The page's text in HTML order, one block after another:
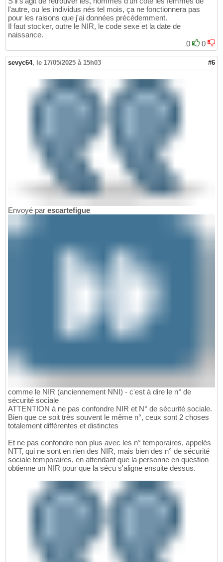
l'autre, ou les individus nés tel mois, ça ne fonctionnera pas
pour les raisons que j'ai données précédemment.
Il faut stocker, outre le NIR, le code sexe et la date de
naissance.
0
0
sevyc64, le 17/05/2025 à 15h03 #6
Envoyé par escartefigue
comme le NIR (anciennement NNI) - c'est à dire le n° de
sécurité sociale
ATTENTION à ne pas confondre NIR et N° de sécurité sociale.
Bien que ce soit très souvent le même n°, ceux sont 2 choses
totalement différentes et distinctes
Et ne pas confondre non plus avec les n° temporaires, appelés
NTT, qui ne sont en rien des NIR, mais bien des n° de sécurité
sociale temporaires, en attendant que la personne en question
obtienne un NIR pour que la sécu s'aligne ensuite dessus.